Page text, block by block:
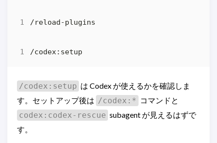
/codex:setup は Codex が使えるかを確認しま
す。セットアップ後は /codex:* コマンドと
codex:codex-rescue subagent が見えるはずで
す。